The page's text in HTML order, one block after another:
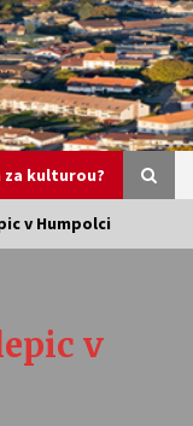
za kulturou?
v Humpolci
v